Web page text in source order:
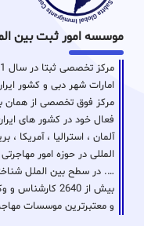
موسسه امور ثبت بین المللی
امارات شهر دبی و کشور
مرکز فوق تخصصی از همان
فعال خود در کشور های
آلمان ، استرالیا ، آمریکا
المللی در حوزه امور
…. در سطح بین الملل
بیش از 2640
و معتبرترین موسسات